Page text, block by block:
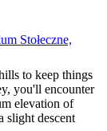
Stołeczne,
to keep things
you'll encounter
elevation of
slight descent